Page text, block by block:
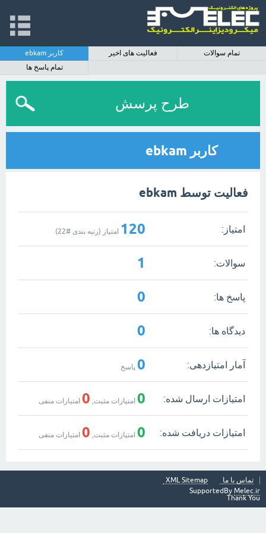
کاربر ebkam فعالیت های اخیر
تمام سوالات
تمام پاسخ ها
طرح پرسش
کاربر ebkam
فعالیت توسط ebkam
امتیاز: 120 امتیاز (رتبه بندی #22
)
سوالات: 1
پاسخ ها: 0
دیدگاه ها: 0
آمار امتیازدهی: 0 پاسخ
امتیازات ارسال شده: 0 امتیازات مثبت, 0 امتیازات منفی
امتیازات دریافت شده: 0 امتیازات مثبت, 0 امتیازات منفی
تماس با ما
XML Sitemap
SupportedBy Melec.ir
Thank You